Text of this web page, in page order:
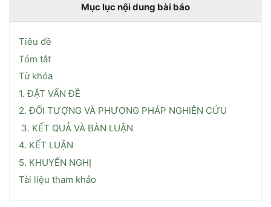
Mục lục nội dung bài báo
Tiêu đề
Tóm tắt
Từ khóa
1. ĐẶT VẤN ĐỀ
2. ĐỐI TƯỢNG VÀ PHƯƠNG PHÁP NGHIÊN CỨU
3. KẾT QUẢ VÀ BÀN LUẬN
4. KẾT LUẬN
5. KHUYẾN NGHỊ
Tài liệu tham khảo